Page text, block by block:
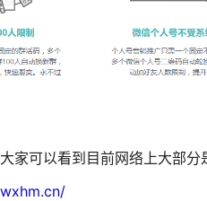
家可以看到目前网络上大部分